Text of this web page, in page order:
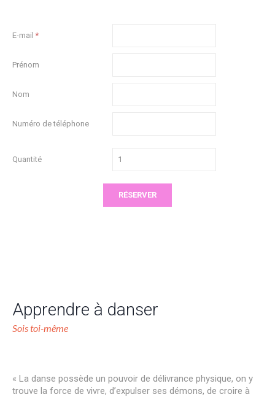
E-mail
Prénom
Nom
Numéro de téléphone
Quantité
Apprendre à danser
Sois toi-même
« La danse possède un pouvoir de délivrance physique, on y
trouve la force de vivre, d’expulser ses démons, de croire à